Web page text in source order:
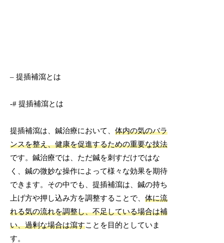
– 提插補瀉とは
-# 提插補瀉とは
提插補瀉は、鍼治療において、体内の気のバラ
ンスを整え、健康を促進するための重要な技法
です。鍼治療では、ただ鍼を刺すだけではな
く、鍼の微妙な操作によって様々な効果を期待
できます。その中でも、提插補瀉は、鍼の持ち
上げ方や押し込み方を調整することで、体に流
れる気の流れを調整し、不足している場合は補
い、過剰な場合は瀉すことを目的としていま
す。